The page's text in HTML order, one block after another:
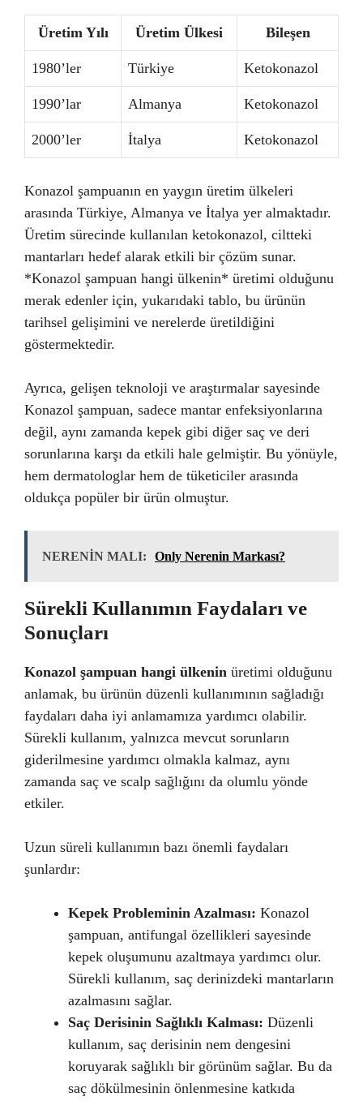
Üretim Yılı Üretim Ülkesi Bileşen
1980’ler Türkiye Ketokonazol
1990’lar Almanya Ketokonazol
2000’ler İtalya Ketokonazol
Konazol şampuanın en yaygın üretim ülkeleri
arasında Türkiye, Almanya ve İtalya yer almaktadır.
Üretim sürecinde kullanılan ketokonazol, ciltteki
mantarları hedef alarak etkili bir çözüm sunar.
*Konazol şampuan hangi ülkenin* üretimi olduğunu
merak edenler için, yukarıdaki tablo, bu ürünün
tarihsel gelişimini ve nerelerde üretildiğini
göstermektedir.
Ayrıca, gelişen teknoloji ve araştırmalar sayesinde
Konazol şampuan, sadece mantar enfeksiyonlarına
değil, aynı zamanda kepek gibi diğer saç ve deri
sorunlarına karşı da etkili hale gelmiştir. Bu yönüyle,
hem dermatologlar hem de tüketiciler arasında
oldukça popüler bir ürün olmuştur.
NERENİN MALI: Only Nerenin Markası?
Sürekli Kullanımın Faydaları ve
Sonuçları
Konazol şampuan hangi ülkenin üretimi olduğunu
anlamak, bu ürünün düzenli kullanımının sağladığı
faydaları daha iyi anlamamıza yardımcı olabilir.
Sürekli kullanım, yalnızca mevcut sorunların
giderilmesine yardımcı olmakla kalmaz, aynı
zamanda saç ve scalp sağlığını da olumlu yönde
etkiler.
Uzun süreli kullanımın bazı önemli faydaları
şunlardır:
Kepek Probleminin Azalması: Konazol
şampuan, antifungal özellikleri sayesinde
kepek oluşumunu azaltmaya yardımcı olur.
Sürekli kullanım, saç derinizdeki mantarların
azalmasını sağlar.
Saç Derisinin Sağlıklı Kalması: Düzenli
kullanım, saç derisinin nem dengesini
koruyarak sağlıklı bir görünüm sağlar. Bu da
saç dökülmesinin önlenmesine katkıda